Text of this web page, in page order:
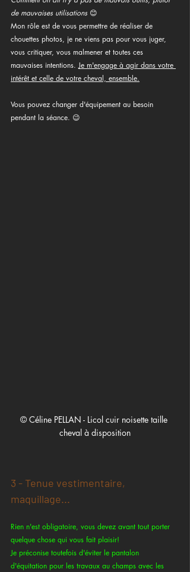
de mauvaises utilisations 😊
Mon rôle est de vous permettre de réaliser de
chouettes photos, je ne viens pas pour vous juger,
vous critiquer, vous malmener et toutes ces
mauvaises intentions. Je m'engage à agir dans votre
intérêt et celle de votre cheval, ensemble.
Vous pouvez changer d'équipement au besoin
pendant la séance. 😉
© Céline PELLAN - Licol cuir noisette taille
cheval à disposition
3 - Tenue vestimentaire,
maquillage...
Rien n'est obligatoire, vous devez avant tout porter
quelque chose qui vous fait plaisir!
Je préconise toutefois d'éviter le pantalon
d'équitation pour les travaux au champs avec les